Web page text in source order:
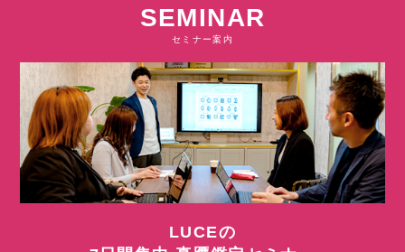
SEMINAR
セミナー案内
LUCEの